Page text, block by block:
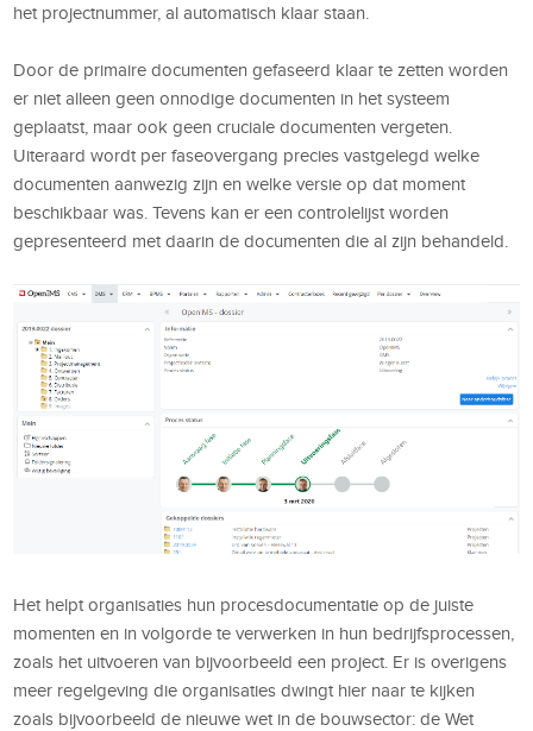
het projectnummer, al automatisch klaar staan.
Door de primaire documenten gefaseerd klaar te zetten worden
er niet alleen geen onnodige documenten in het systeem
geplaatst, maar ook geen cruciale documenten vergeten.
Uiteraard wordt per faseovergang precies vastgelegd welke
documenten aanwezig zijn en welke versie op dat moment
beschikbaar was. Tevens kan er een controlelijst worden
gepresenteerd met daarin de documenten die al zijn behandeld.
Het helpt organisaties hun procesdocumentatie op de juiste
momenten en in volgorde te verwerken in hun bedrijfsprocessen,
zoals het uitvoeren van bijvoorbeeld een project. Er is overigens
meer regelgeving die organisaties dwingt hier naar te kijken
zoals bijvoorbeeld de nieuwe wet in de bouwsector: de Wet